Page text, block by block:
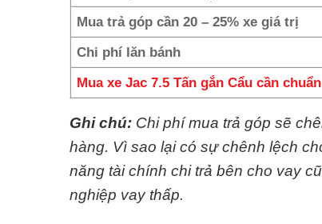
Mua trả góp cần 20 – 25% xe giá trị
Chi phí lăn bánh
Mua xe Jac 7.5 Tấn gắn Cẩu cần
Ghi chú: Chi phí mua trả góp sẽ
hàng. Vì sao lại có sự chênh lệch
năng tài chính chi trả bên cho vay
nghiệp vay thấp.